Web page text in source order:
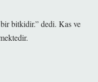
bitkidir.” dedi. Kas ve